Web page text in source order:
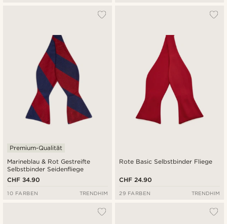
Marineblau & Rot Gestreifte
Selbstbinder Seidenfliege
Premium-Qualität
CHF 34.90
10 FARBEN TRENDHIM
Rote Basic Selbstbinder Fliege
CHF 24.90
29 FARBEN TRENDHIM